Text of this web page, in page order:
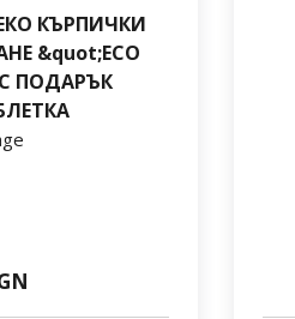
КЪРПИЧКИ
&quot;ECO
ПОДАРЪК